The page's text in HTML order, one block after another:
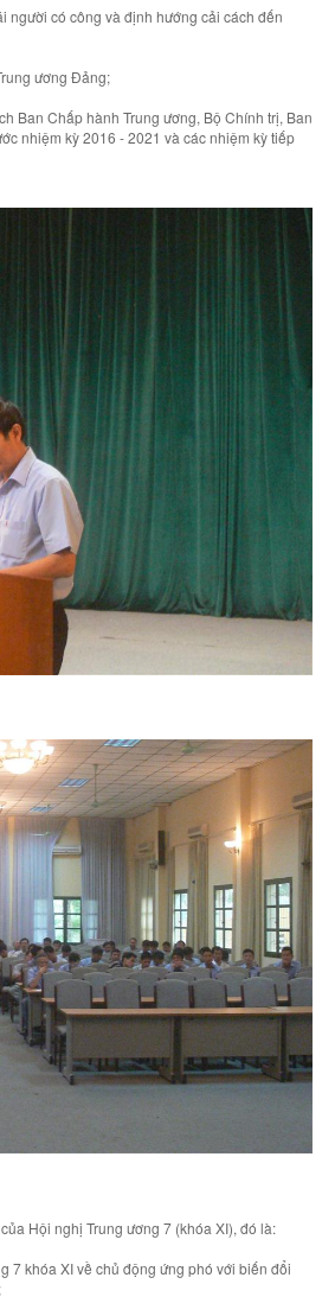
người có công và định hướng cải cách đến
ương Đảng;
Ban Chấp hành Trung ương, Bộ Chính trị, Ban
nhiệm kỳ 2016 - 2021 và các nhiệm kỳ tiếp
Hội nghị Trung ương 7 (khóa XI), đó là:
7 khóa XI về chủ động ứng phó với biến đổi